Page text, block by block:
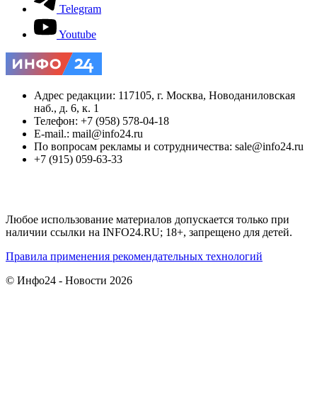
Telegram
Youtube
Адрес редакции: 117105, г. Москва, Новоданиловская
наб., д. 6, к. 1
Телефон: +7 (958) 578-04-18
E-mail.: mail@info24.ru
По вопросам рекламы и сотрудничества: sale@info24.ru
+7 (915) 059-63-33
Любое использование материалов допускается только при
наличии ссылки на INFO24.RU; 18+, запрещено для детей.
Правила применения рекомендательных технологий
© Инфо24 - Новости 2026